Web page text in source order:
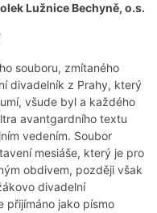
Lužnice Bechyně, o.s.
souboru, zmítaného
divadelník z Prahy, který
všude byl a každého
avantgardního textu
vedením. Soubor
mesiáše, který je pro
obdivem, později však
divadelní
přijímáno jako písmo